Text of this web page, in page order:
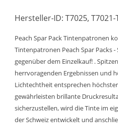
Hersteller-ID: T7025,
Peach Spar Pack Tintenpatronen
Tintenpatronen Peach Spar Packs -
gegenüber dem Einzelkauf! .
herrvoragenden Ergebnissen und
Lichtechtheit entsprechen
gewährleisten brillante
sicherzustellen, wird die Tinte im
der Schweiz entwickelt und